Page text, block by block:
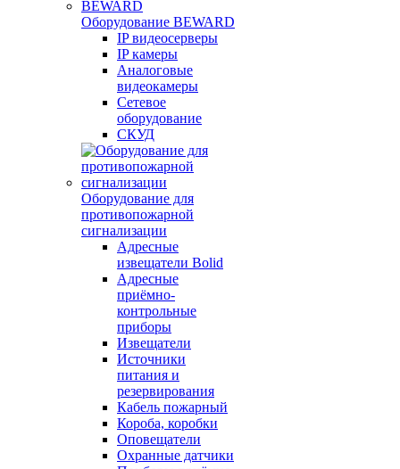
Оборудование BEWARD
IP видеосерверы
IP камеры
Аналоговые
видеокамеры
Сетевое
оборудование
СКУД
Оборудование для
противопожарной
сигнализации
Адресные
извещатели Bolid
Адресные
приёмно-
контрольные
приборы
Извещатели
Источники
питания и
резервирования
Кабель пожарный
Короба, коробки
Оповещатели
Охранные датчики